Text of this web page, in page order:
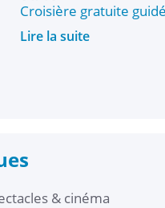
guidée sur la Rade
& cinéma